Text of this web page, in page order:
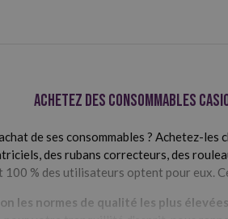
Achetez des consommables
de ses consommables ? Achetez-
des rubans correcteurs, des
% des utilisateurs optent pour eux.
les normes de qualité les plus